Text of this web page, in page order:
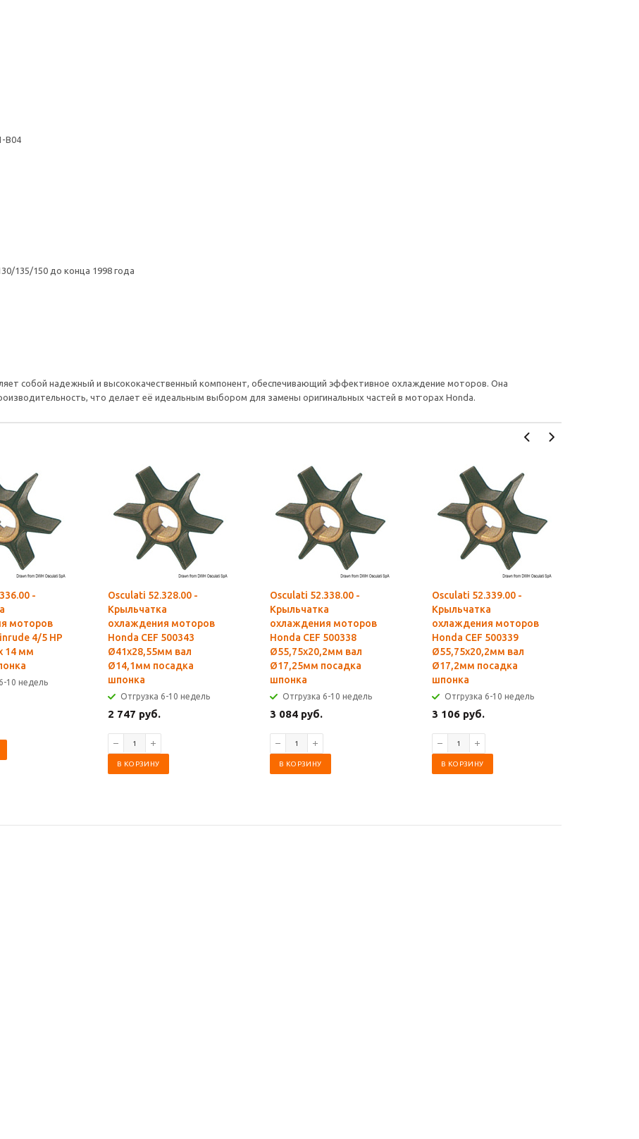
B04
135/150 до конца 1998 года
собой надежный и высококачественный компонент, обеспечивающий эффективное охлаждение моторов. Она
что делает её идеальным выбором для замены оригинальных частей в моторах Honda.
-
моторов
4/5 HP
14 мм
10 недель
Osculati 52.328.00 -
Крыльчатка
охлаждения моторов
Honda CEF 500343
Ø41x28,55мм вал
Ø14,1мм посадка
шпонка
Отгрузка 6-10 недель
2 747 руб.
В КОРЗИНУ
Osculati 52.338.00 -
Крыльчатка
охлаждения моторов
Honda CEF 500338
Ø55,75x20,2мм вал
Ø17,25мм посадка
шпонка
Отгрузка 6-10 недель
3 084 руб.
В КОРЗИНУ
Osculati 52.339.00 -
Крыльчатка
охлаждения моторов
Honda CEF 500339
Ø55,75x20,2мм вал
Ø17,2мм посадка
шпонка
Отгрузка 6-10 недель
3 106 руб.
В КОРЗИНУ